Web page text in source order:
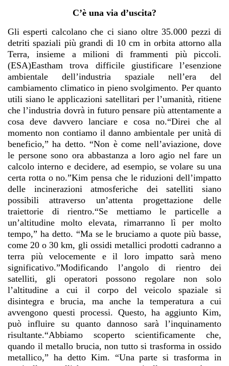
C’è una via d’uscita?
Gli esperti calcolano che ci siano oltre 35.000 pezzi di
detriti spaziali più grandi di 10 cm in orbita attorno alla
Terra, insieme a milioni di frammenti più piccoli.
(ESA)Eastham trova difficile giustificare l’esenzione
ambientale dell’industria spaziale nell’era del
cambiamento climatico in pieno svolgimento. Per quanto
utili siano le applicazioni satellitari per l’umanità, ritiene
che l’industria dovrà in futuro pensare più attentamente a
cosa deve davvero lanciare e cosa no.“Direi che al
momento non contiamo il danno ambientale per unità di
beneficio,” ha detto. “Non è come nell’aviazione, dove
le persone sono ora abbastanza a loro agio nel fare un
calcolo interno e decidere, ad esempio, se volare su una
certa rotta o no.”Kim pensa che le riduzioni dell’impatto
delle incinerazioni atmosferiche dei satelliti siano
possibili attraverso un’attenta progettazione delle
traiettorie di rientro.“Se mettiamo le particelle a
un’altitudine molto elevata, rimarranno lì per molto
tempo,” ha detto. “Ma se le bruciamo a quote più basse,
come 20 o 30 km, gli ossidi metallici prodotti cadranno a
terra più velocemente e il loro impatto sarà meno
significativo.”Modificando l’angolo di rientro dei
satelliti, gli operatori possono regolare non solo
l’altitudine a cui il corpo del veicolo spaziale si
disintegra e brucia, ma anche la temperatura a cui
avvengono questi processi. Questo, ha aggiunto Kim,
può influire su quanto dannoso sarà l’inquinamento
risultante.“Abbiamo scoperto scientificamente che,
quando il metallo brucia, non tutto si trasforma in ossido
metallico,” ha detto Kim. “Una parte si trasforma in